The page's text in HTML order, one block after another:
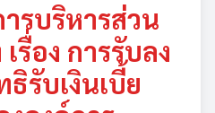
รบริหารส่วน
รื่อง การรับลง
รับเงินเบี้ย